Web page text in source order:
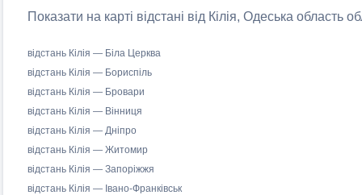
Показати на карті відстані від Кілія, Одеська область
відстань Кілія — Біла Церква
відстань Кілія — Бориспіль
відстань Кілія — Бровари
відстань Кілія — Вінниця
відстань Кілія — Дніпро
відстань Кілія — Житомир
відстань Кілія — Запоріжжя
відстань Кілія — Івано-Франківськ